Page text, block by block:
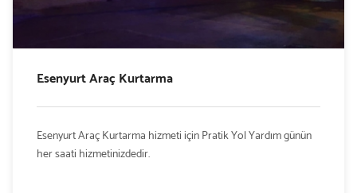
Esenyurt Araç Kurtarma
Esenyurt Araç Kurtarma hizmeti için Pratik Yol Yardım günün
her saati hizmetinizdedir.